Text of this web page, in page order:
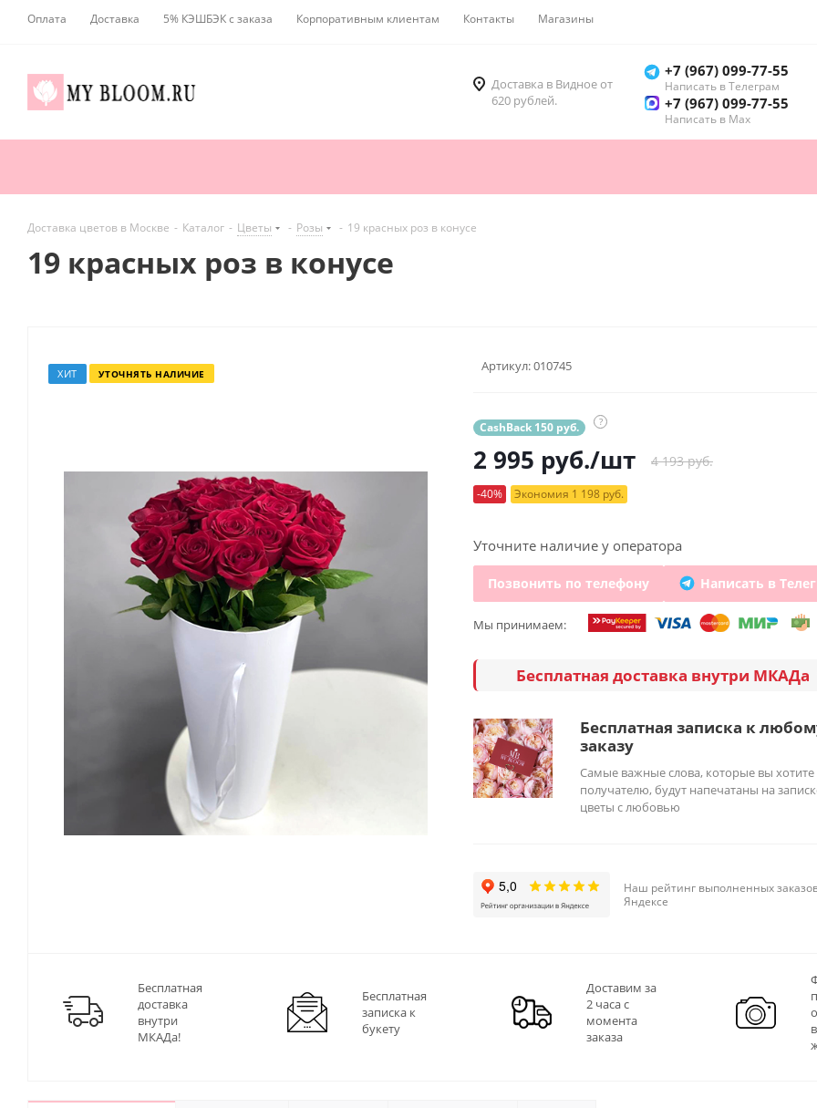
Оплата Доставка 5% КЭШБЭК с заказа Корпоративным клиентам Контакты Магазины
Доставка в Видное от
620 рублей.
+7 (967) 099-77-55
Написать в Телеграм
+7 (967) 099-77-55
Написать в Мах
Доставка цветов в Москве - Каталог - Цветы - Розы - 19 красных роз в конусе
19 красных роз в конусе
ХИТ УТОЧНЯТЬ НАЛИЧИЕ
Артикул:010745
CashBack 150 руб. ?
2 995 руб./шт 4 193 руб.
-40% Экономия 1 198 руб.
Уточните наличие у оператора
Позвонить по телефону Написать в
Мы принимаем:
Бесплатная доставка внутри МКАДа
Бесплатная записка к
заказу
Самые важные слова, которые вы хотите
получателю, будут напечатаны на
цветы с любовью
Наш рейтинг выполненных
Яндексе
Бесплатная
доставка
внутри
МКАДа!
Бесплатная
записка к
букету
Доставим за
2 часа с
момента
заказа